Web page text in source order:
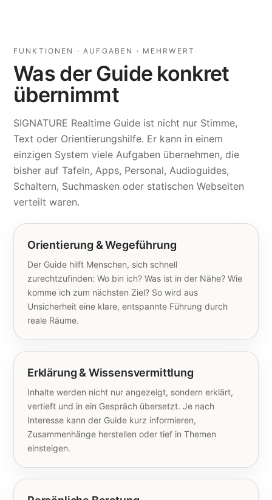
FUNKTIONEN · AUFGABEN · MEHRWERT
Was der Guide konkret
übernimmt
SIGNATURE Realtime Guide ist nicht nur Stimme,
Text oder Orientierungshilfe. Er kann in einem
einzigen System viele Aufgaben übernehmen, die
bisher auf Tafeln, Apps, Personal, Audioguides,
Schaltern, Suchmasken oder statischen Webseiten
verteilt waren.
Orientierung & Wegeführung
Der Guide hilft Menschen, sich schnell
zurechtzufinden: Wo bin ich? Was ist in der Nähe? Wie
komme ich zum nächsten Ziel? So wird aus
Unsicherheit eine klare, entspannte Führung durch
reale Räume.
Erklärung & Wissensvermittlung
Inhalte werden nicht nur angezeigt, sondern erklärt,
vertieft und in ein Gespräch übersetzt. Je nach
Interesse kann der Guide kurz informieren,
Zusammenhänge herstellen oder tief in Themen
einsteigen.